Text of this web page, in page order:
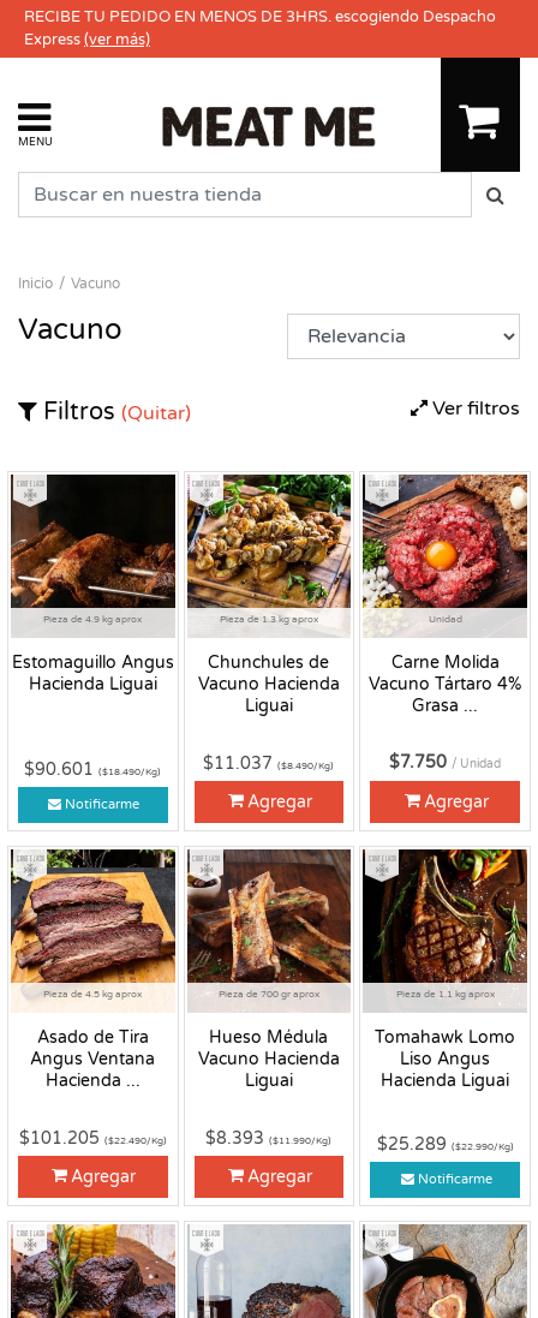
RECIBE TU PEDIDO EN MENOS DE 3HRS. escogiendo Despacho
Express(ver más)
MENU
Inicio Vacuno
Vacuno
Ver filtros
Filtros (Quitar)
Pieza de 4.9 kg aprox
Estomaguillo Angus
Hacienda Liguai
Congelado
$90.601($18.490/Kg)
Notificarme
Pieza de 1.3 kg aprox
Chunchules de
Vacuno Hacienda
Liguai
Congelado
$11.037($8.490/Kg)
Agregar
Unidad
Carne Molida
Vacuno Tártaro 4%
Grasa ...
Congelado
$7.750 / Unidad
Agregar
Pieza de 4.5 kg aprox
Asado de Tira
Angus Ventana
Hacienda ...
Congelado
$101.205 ($22.490/Kg)
Agregar
Pieza de 700 gr aprox
Hueso Médula
Vacuno Hacienda
Liguai
Congelado
$8.393($11.990/Kg)
Agregar
Pieza de 1.1 kg aprox
Tomahawk Lomo
Liso Angus
Hacienda Liguai
Congelado
$25.289 ($22.990/Kg)
Notificarme
Congelado Congelado Congelado